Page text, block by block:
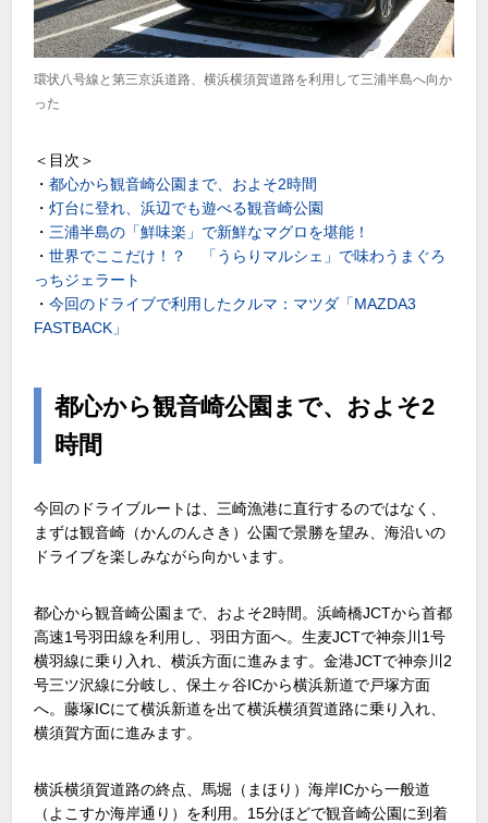
環状八号線と第三京浜道路、横浜横須賀道路を利用して三浦半島へ向か
った
＜目次＞
・都心から観音崎公園まで、およそ2時間
・灯台に登れ、浜辺でも遊べる観音崎公園
・ 三浦半島の「鮮味楽」で新鮮なマグロを堪能！
・世界でここだけ！？ 「うらりマルシェ」で味わうまぐろ
っちジェラート
・今回のドライブで利用したクルマ：マツダ「MAZDA3
FASTBACK」
都心から観音崎公園まで、およそ2
時間
今回のドライブルートは、三崎漁港に直行するのではなく、
まずは観音崎（かんのんさき）公園で景勝を望み、海沿いの
ドライブを楽しみながら向かいます。
都心から観音崎公園まで、およそ2時間。浜崎橋JCTから首都
高速1号羽田線を利用し、羽田方面へ。生麦JCTで神奈川1号
横羽線に乗り入れ、横浜方面に進みます。金港JCTで神奈川2
号三ツ沢線に分岐し、保土ヶ谷ICから横浜新道で戸塚方面
へ。藤塚ICにて横浜新道を出て横浜横須賀道路に乗り入れ、
横須賀方面に進みます。
横浜横須賀道路の終点、馬堀（まほり）海岸ICから一般道
（よこすか海岸通り）を利用。15分ほどで観音崎公園に到着